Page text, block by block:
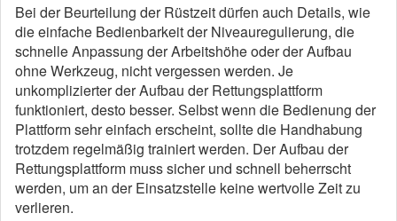
Bei der Beurteilung der Rüstzeit dürfen auch Details, wie
die einfache Bedienbarkeit der Niveauregulierung, die
schnelle Anpassung der Arbeitshöhe oder der Aufbau
ohne Werkzeug, nicht vergessen werden. Je
unkomplizierter der Aufbau der Rettungsplattform
funktioniert, desto besser. Selbst wenn die Bedienung der
Plattform sehr einfach erscheint, sollte die Handhabung
trotzdem regelmäßig trainiert werden. Der Aufbau der
Rettungsplattform muss sicher und schnell beherrscht
werden, um an der Einsatzstelle keine wertvolle Zeit zu
verlieren.